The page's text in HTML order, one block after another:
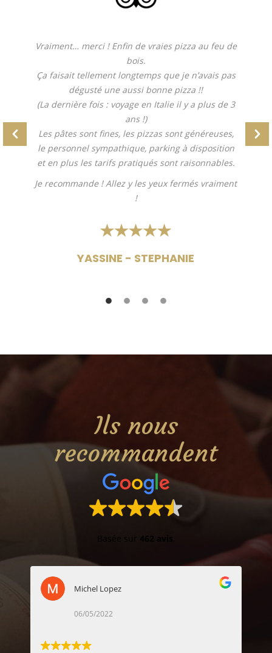
Vraiment… merci ! Enfin de vraies pizza au feu de
bois.
Ça faisait tellement longtemps que je n’avais pas
dégusté une aussi bonne pizza !!
(La dernière fois : voyage en Italie il y a plus de 3
ans !)
Les pâtes sont fines, les pizzas sont généreuses,
le personnel sympathique, parking à disposition
et en plus les tarifs pratiqués sont raisonnables.
Je recommande ! Allez y les yeux fermés vraiment
!
YASSINE - STEPHANIE
Ils nous
recommandent
Basée sur 462 avis
Michel Lopez Pascal MOREL